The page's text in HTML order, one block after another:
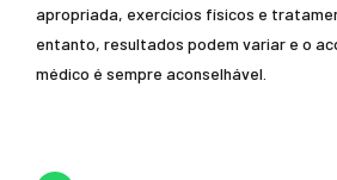
apropriada, exercícios físicos e
entanto, resultados podem variar e o
médico é sempre aconselhável.